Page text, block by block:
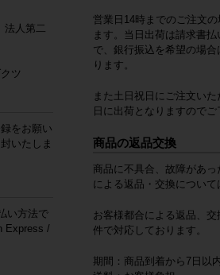
法人第二
ツ
をお願い
いたしま
い方法で
Express /
営業日14時までのご注文
ます。当日出荷は請求書
で、銀行振込を希望の場
ります。
また土日祝日にご注文い
日に出荷となりますのでご
商品の返品交換
商品に不具合、故障があ
による返品・交換について
お客様都合による返品、
件で対応しております。
期間：商品到着から7日以